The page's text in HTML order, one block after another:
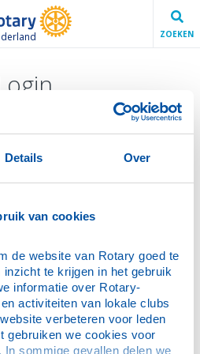
Details Over
van cookies
de website van Rotary goed te
te krijgen in het gebruik
informatie over Rotary-
activiteiten van lokale clubs
verbeteren voor leden
gebruiken we cookies voor
sommige gevallen delen we
ZOEKEN
wachtwoord aan
in zoals bekend in de
aanvragen